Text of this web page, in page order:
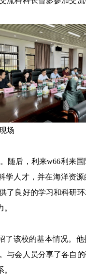
场
随后，利来w66利来
人才，并在海洋资
良好的学习和科研
了该校的基本情况。
会人员分享了各自